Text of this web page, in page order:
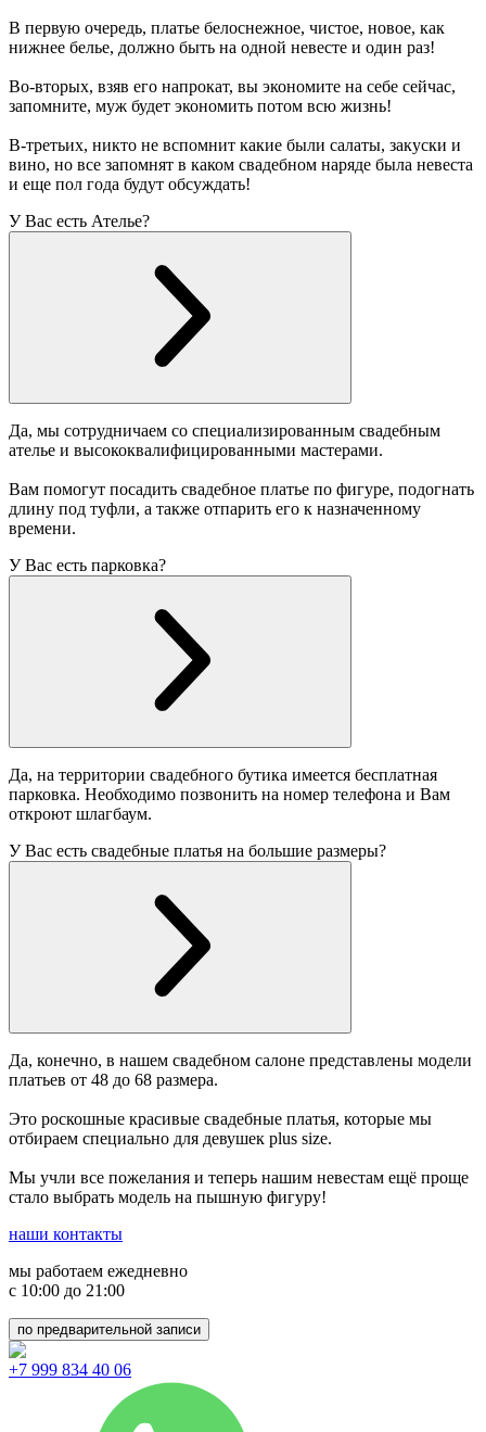
В первую очередь, платье белоснежное, чистое, новое, как
нижнее белье, должно быть на одной невесте и один раз!
Во-вторых, взяв его напрокат, вы экономите на себе сейчас,
запомните, муж будет экономить потом всю жизнь!
В-третьих, никто не вспомнит какие были салаты, закуски и
вино, но все запомнят в каком свадебном наряде была невеста
и еще пол года будут обсуждать!
У Вас есть Ателье?
Да, мы сотрудничаем со специализированным свадебным
ателье и высококвалифицированными мастерами.
Вам помогут посадить свадебное платье по фигуре, подогнать
длину под туфли, а также отпарить его к назначенному
времени.
У Вас есть парковка?
Да, на территории свадебного бутика имеется бесплатная
парковка. Необходимо позвонить на номер телефона и Вам
откроют шлагбаум.
У Вас есть свадебные платья на большие размеры?
Да, конечно, в нашем свадебном салоне представлены модели
платьев от 48 до 68 размера.
Это роскошные красивые свадебные платья, которые мы
отбираем специально для девушек plus size.
Мы учли все пожелания и теперь нашим невестам ещё проще
стало выбрать модель на пышную фигуру!
наши контакты
мы работаем ежедневно
с 10:00 до 21:00
по предварительной записи
+7 999 834 40 06